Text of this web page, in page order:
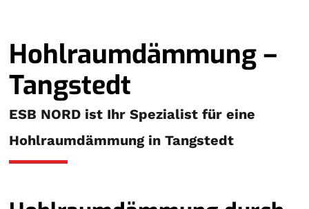
Hohlraumdämmung –
Tangstedt
ESB NORD ist Ihr Spezialist für eine
Hohlraumdämmung in Tangstedt